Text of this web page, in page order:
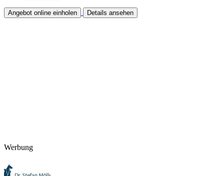
Angebot online einholen Details ansehen
Werbung